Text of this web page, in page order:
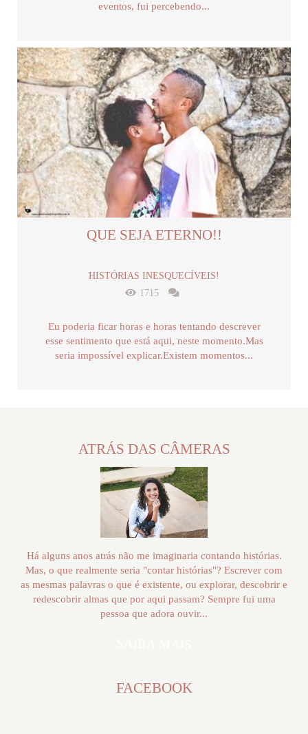
eventos, fui percebendo...
QUE SEJA ETERNO!!
HISTÓRIAS INESQUECÍVEIS!
1715
Eu poderia ficar horas e horas tentando descrever
esse sentimento que está aqui, neste momento.Mas
seria impossível explicar.Existem momentos...
ATRÁS DAS CÂMERAS
Há alguns anos atrás não me imaginaria contando histórias.
Mas, o que realmente seria "contar histórias"? Escrever com
as mesmas palavras o que é existente, ou explorar, descobrir e
redescobrir almas que por aqui passam? Sempre fui uma
pessoa que adora ouvir...
FACEBOOK